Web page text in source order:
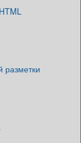
разметки